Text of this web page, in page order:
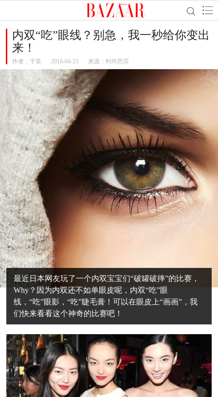
内双“吃”眼线？别急，我一秒给你变出
来！
作者： 于笑 2016-04-23 来源：时尚芭莎
最近日本网友玩了一个内双宝宝们“破罐破摔”的比赛，
Why？因为内双还不如单眼皮呢，内双“吃”眼
线，“吃”眼影，“吃”睫毛膏！可以在眼皮上“画画”，我
们快来看看这个神奇的比赛吧！